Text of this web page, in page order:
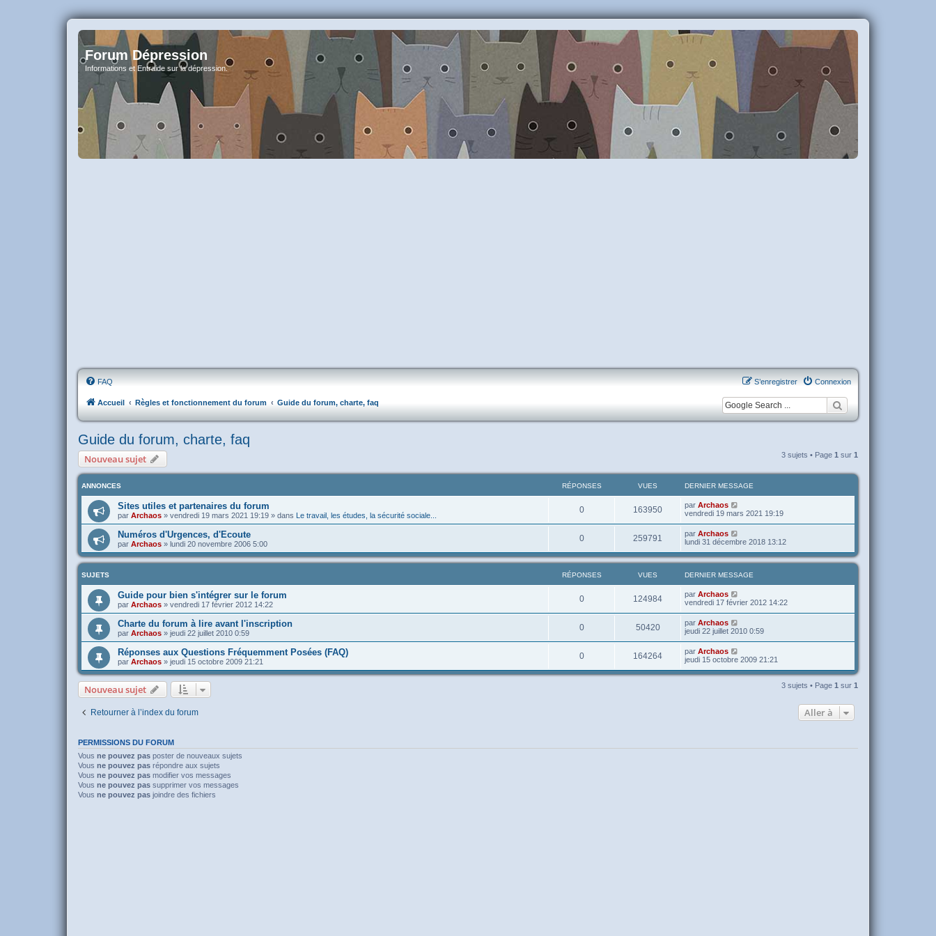
Forum Dépression
Informations et Entraide sur la dépression.
FAQ Connexion
S’enregistrer
Accueil Règles et fonctionnement du forum Guide du forum, charte, faq
Guide du forum, charte, faq
Nouveau sujet 3 sujets • Page 1 sur 1
ANNONCES RÉPONSES VUES DERNIER MESSAGE
Sites utiles et partenaires du forum
par Archaos » vendredi 19 mars 2021 19:19 » dans Le travail, les études, la sécurité sociale...
0 163950 par Archaos
vendredi 19 mars 2021 19:19
Numéros d'Urgences, d'Ecoute
par Archaos » lundi 20 novembre 2006 5:00
0 259791 par Archaos
lundi 31 décembre 2018 13:12
SUJETS RÉPONSES VUES DERNIER MESSAGE
Guide pour bien s'intégrer sur le forum
par Archaos » vendredi 17 février 2012 14:22
0 124984 par Archaos
vendredi 17 février 2012 14:22
Charte du forum à lire avant l'inscription
par Archaos » jeudi 22 juillet 2010 0:59
0 50420 par Archaos
jeudi 22 juillet 2010 0:59
Réponses aux Questions Fréquemment Posées (FAQ)
par Archaos » jeudi 15 octobre 2009 21:21
0 164264 par Archaos
jeudi 15 octobre 2009 21:21
Nouveau sujet 3 sujets • Page 1 sur 1
Retourner à l’index du forum Aller à
PERMISSIONS DU FORUM
Vous ne pouvez pas poster de nouveaux sujets
Vous ne pouvez pas répondre aux sujets
Vous ne pouvez pas modifier vos messages
Vous ne pouvez pas supprimer vos messages
Vous ne pouvez pas joindre des fichiers